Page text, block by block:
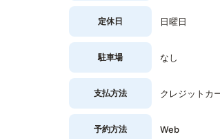
定休日 日曜日
駐車場 なし
支払方法 クレジットカ
予約方法 Web